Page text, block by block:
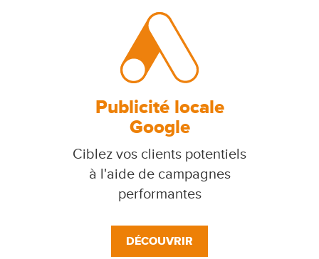
Publicité locale
Google
Ciblez vos clients potentiels
à l'aide de campagnes
performantes
DÉCOUVRIR